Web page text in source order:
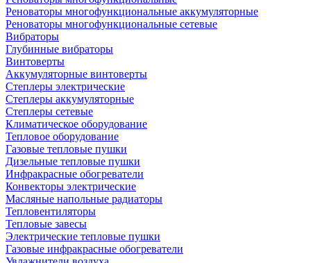
Реноваторы многофункциональные аккумуляторные
Реноваторы многофункциональные сетевые
Вибраторы
Глубинные вибраторы
Винтоверты
Аккумуляторные винтоверты
Степлеры электрические
Степлеры аккумуляторные
Степлеры сетевые
Климатическое оборудование
Тепловое оборудование
Газовые тепловые пушки
Дизельные тепловые пушки
Инфракрасные обогреватели
Конвекторы электрические
Масляные напольные радиаторы
Тепловентиляторы
Тепловые завесы
Электрические тепловые пушки
Газовые инфракрасные обогреватели